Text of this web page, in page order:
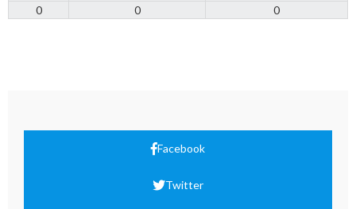
0
0 0
Facebook
Twitter